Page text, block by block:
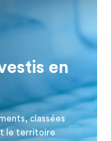
en
classées
le territoire